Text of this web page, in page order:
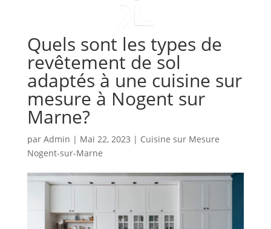
Quels sont les types de
revêtement de sol
adaptés à une cuisine sur
mesure à Nogent sur
Marne?
par Admin | Mai 22, 2023 | Cuisine sur Mesure
Nogent-sur-Marne